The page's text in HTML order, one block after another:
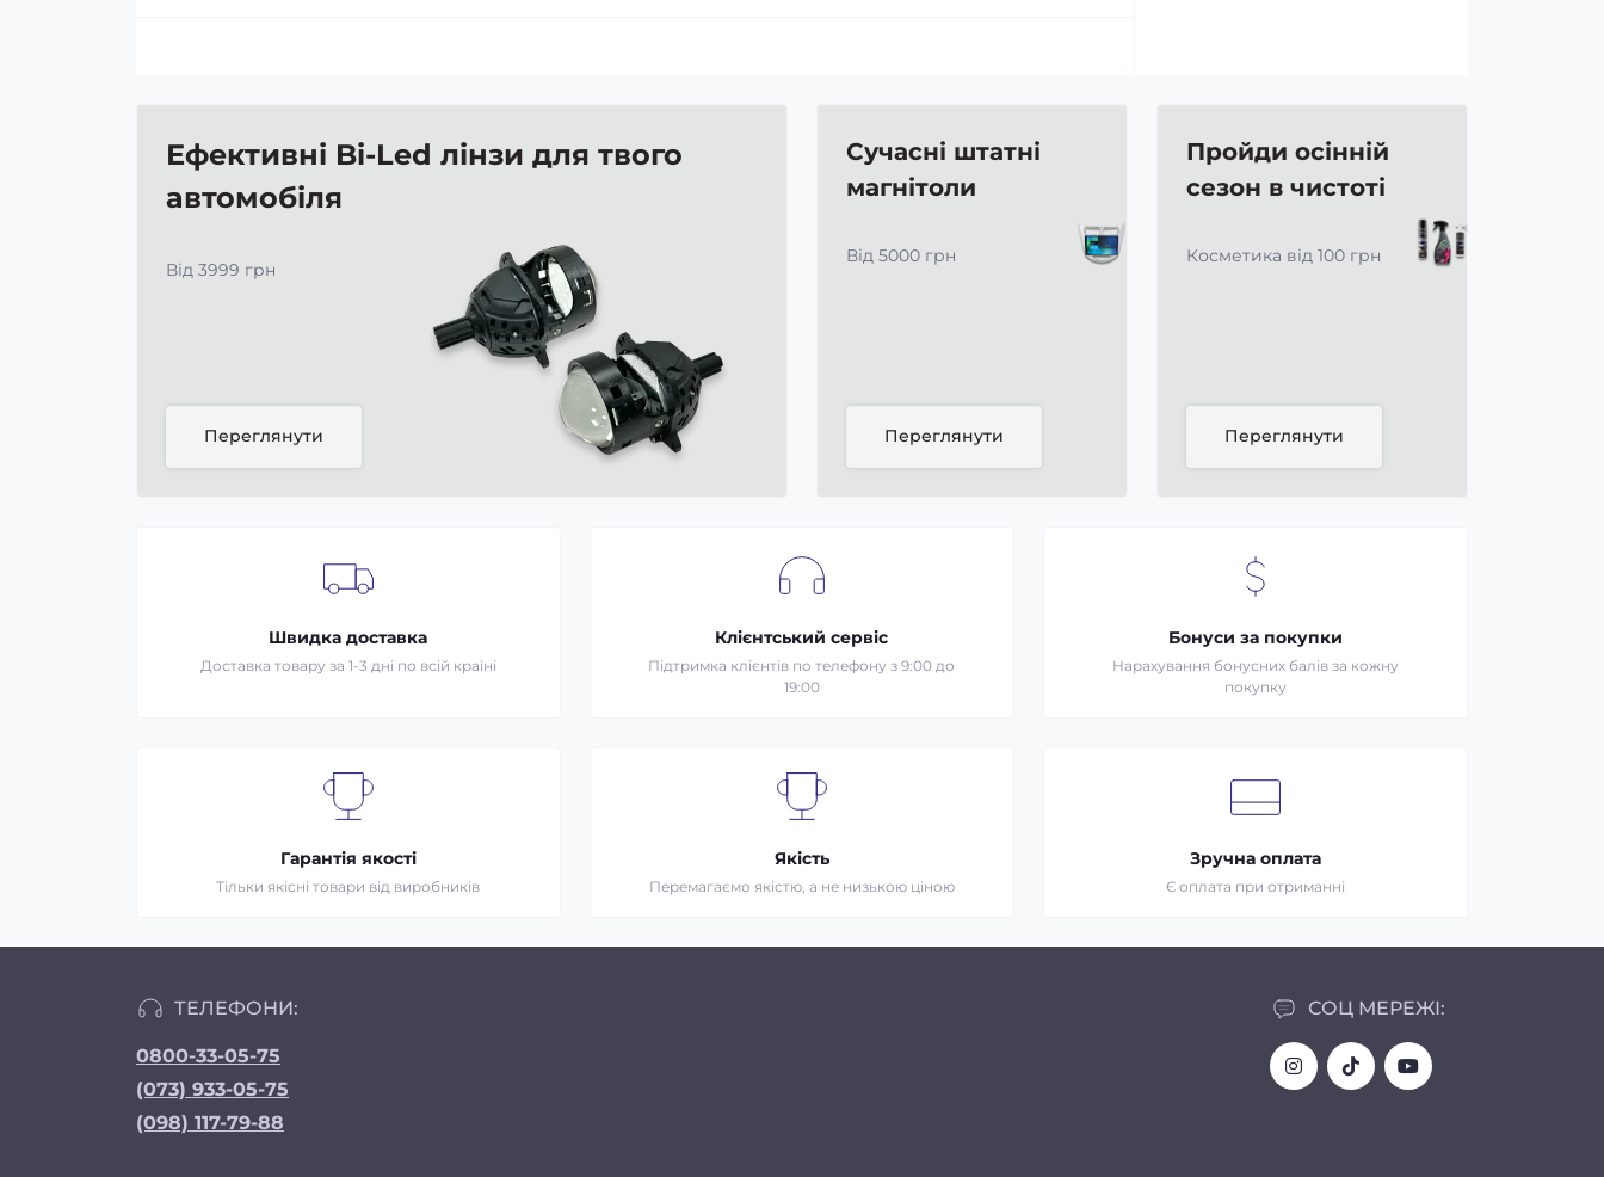
Ефективні Bi-Led лінзи для твого
автомобіля
Від 3999 грн
Переглянути
Сучасні штатні
магнітоли
Від 5000 грн
Переглянути
Пройди осінній
сезон в чистоті
Косметика від 100 грн
Переглянути
Швидка доставка
Доставка товару за 1-3 дні по всій країні
Клієнтський сервіс
Підтримка клієнтів по телефону з 9:00 до
19:00
Бонуси за покупки
Нарахування бонусних балів за кожну
покупку
Гарантія якості
Тільки якісні товари від виробників
Якість
Перемагаємо якістю, а не низькою ціною
Зручна оплата
Є оплата при отриманні
ТЕЛЕФОНИ:
0800-33-05-75
(073) 933-05-75
(098) 117-79-88
СОЦ МЕРЕЖІ: